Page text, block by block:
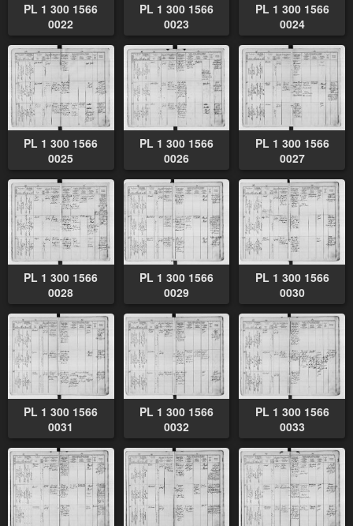
PL 1 300 1566
0022
PL 1 300 1566
0023
PL 1 300 1566
0024
PL 1 300 1566
0025
PL 1 300 1566
0026
PL 1 300 1566
0027
PL 1 300 1566
0028
PL 1 300 1566
0029
PL 1 300 1566
0030
PL 1 300 1566
0031
PL 1 300 1566
0032
PL 1 300 1566
0033